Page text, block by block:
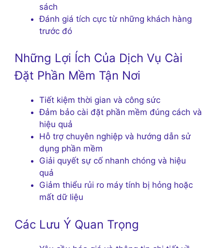
sách
Đánh giá tích cực từ những khách hàng
trước đó
Những Lợi Ích Của Dịch Vụ Cài
Đặt Phần Mềm Tận Nơi
Tiết kiệm thời gian và công sức
Đảm bảo cài đặt phần mềm đúng cách và
hiệu quả
Hỗ trợ chuyên nghiệp và hướng dẫn sử
dụng phần mềm
Giải quyết sự cố nhanh chóng và hiệu
quả
Giảm thiểu rủi ro máy tính bị hỏng hoặc
mất dữ liệu
Các Lưu Ý Quan Trọng